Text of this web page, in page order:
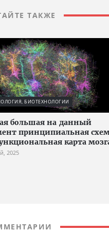
ТАКЖЕ
БИОТЕХНОЛОГИИ
большая на данный
принципиальная
карта
2025